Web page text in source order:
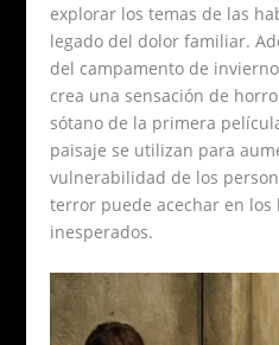
explorar los temas de las
legado del dolor familiar.
del campamento de
crea una sensación de
sótano de la primera
paisaje se utilizan para
vulnerabilidad de los
terror puede acechar en los
inesperados.